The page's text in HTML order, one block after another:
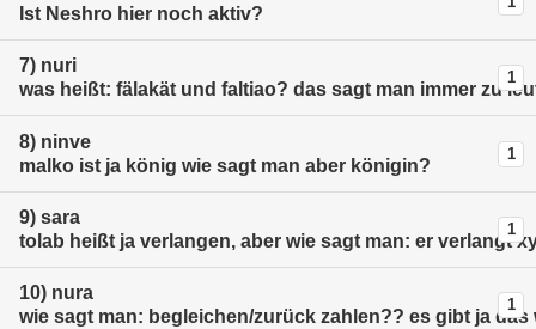
Ist Neshro hier noch aktiv?
7) nuri
was heißt: fälakät und faltiao? das sagt man immer zu
1
8) ninve
malko ist ja könig wie sagt man aber königin?
1
9) sara
tolab heißt ja verlangen, aber wie sagt man: er verlangt
1
10) nura
wie sagt man: begleichen/zurück zahlen?? es gibt ja
1